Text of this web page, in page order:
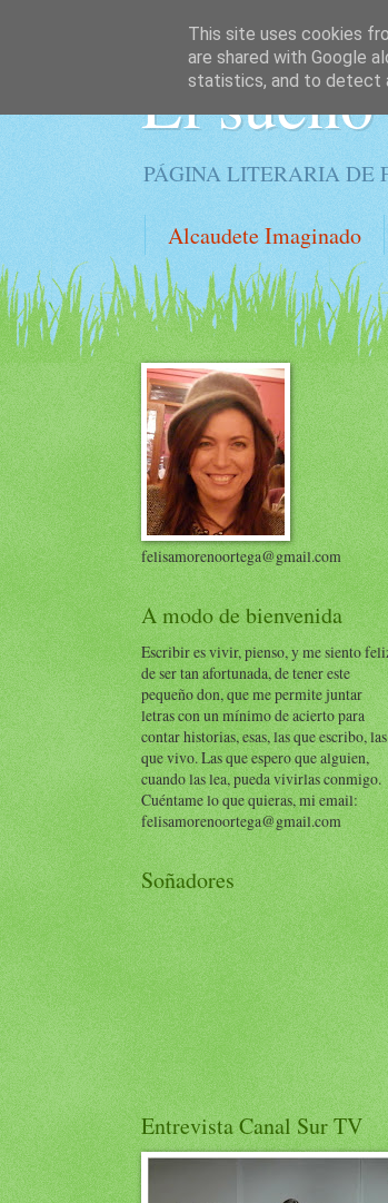
El
PÁGINA LITERARIA DE
Alcaudete Imaginado
felisamorenoortega@gmail.com
A modo de bienvenida
Escribir es vivir, pienso, y me siento
de ser tan afortunada, de tener este
pequeño don, que me permite juntar
letras con un mínimo de acierto para
contar historias, esas, las que escribo, las
que vivo. Las que espero que alguien,
cuando las lea, pueda vivirlas conmigo.
Cuéntame lo que quieras, mi email:
felisamorenoortega@gmail.com
Soñadores
Entrevista Canal Sur TV
This site uses cookies
are shared with Google
statistics, and to detect